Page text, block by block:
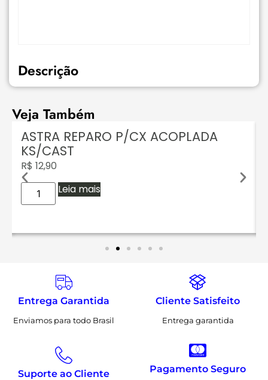
Descrição
Veja Também
ASTRA REPARO P/CX ACOPLADA
KS/CAST
R$ 12,90
Leia mais
Entrega Garantida
Enviamos para todo Brasil
Cliente Satisfeito
Entrega garantida
Suporte ao Cliente Pagamento Seguro